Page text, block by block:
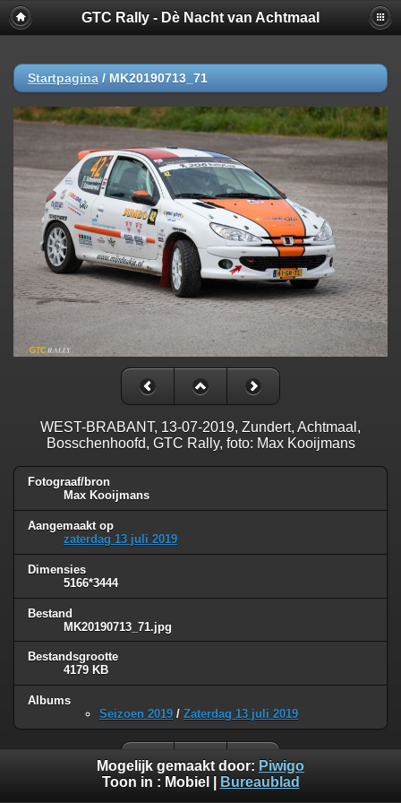
GTC Rally - Dè Nacht van Achtmaal
Startpagina / MK20190713_71
WEST-BRABANT, 13-07-2019, Zundert, Achtmaal,
Bosschenhoofd, GTC Rally, foto: Max Kooijmans
Fotograaf/bron
Max Kooijmans
Aangemaakt op
zaterdag 13 juli 2019
Dimensies
5166*3444
Bestand
MK20190713_71.jpg
Bestandsgrootte
4179 KB
Albums
Seizoen 2019 / Zaterdag 13 juli 2019
Mogelijk gemaakt door: Piwigo
Toon in : Mobiel Bureaublad